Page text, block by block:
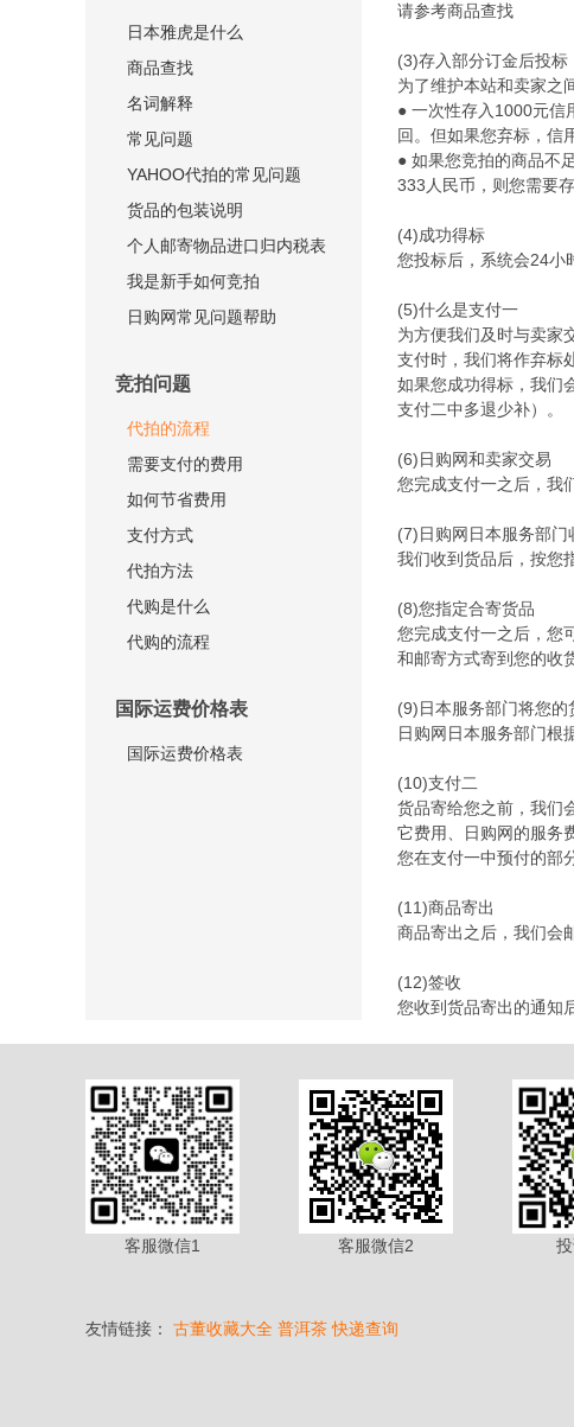
日本雅虎是什么
商品查找
名词解释
常见问题
YAHOO代拍的常见问题
货品的包装说明
个人邮寄物品进口归内税表
我是新手如何竞拍
日购网常见问题帮助
竞拍问题
代拍的流程
需要支付的费用
如何节省费用
支付方式
代拍方法
代购是什么
代购的流程
国际运费价格表
国际运费价格表
请参考商品查找
(3)存入部分订金后投标
为了维护本站和卖家之
● 一次性存入1000元信
回。但如果您弃标，信
● 如果您竞拍的商品不
333人民币，则您需要
(4)成功得标
您投标后，系统会24小
(5)什么是支付一
为方便我们及时与卖家
支付时，我们将作弃标
如果您成功得标，我们
支付二中多退少补）。
(6)日购网和卖家交易
您完成支付一之后，我
(7)日购网日本服务部门
我们收到货品后，按您
(8)您指定合寄货品
您完成支付一之后，您
和邮寄方式寄到您的收
(9)日本服务部门将您的
日购网日本服务部门根
(10)支付二
货品寄给您之前，我们
它费用、日购网的服务
您在支付一中预付的部
(11)商品寄出
商品寄出之后，我们会
(12)签收
您收到货品寄出的通知
客服微信1 客服微信2
友情链接： 古董收藏大全 普洱茶 快递查询